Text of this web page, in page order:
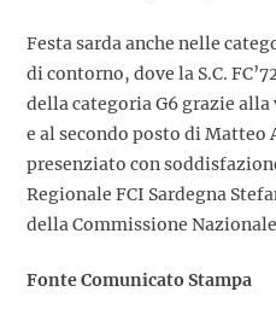
Festa sarda anche nelle
di contorno, dove la S.C.
della categoria G6 grazie
e al secondo posto di Matteo
presenziato con
Regionale FCI Sardegna
della Commissione
Fonte Comunicato Stampa